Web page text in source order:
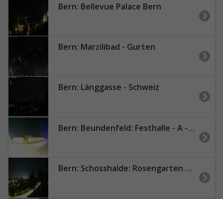
Bern: Bellevue Palace Bern
Bern: Marzilibad - Gurten
Bern: Länggasse - Schweiz
Bern: Beundenfeld: Festhalle - A - Public
Bern: Schosshalde: Rosengarten Restaurant 180°